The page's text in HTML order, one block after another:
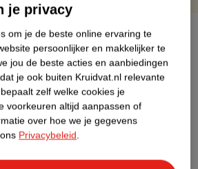
Dit product heeft (nog) geen Nature
Impact Score.
Meer informatie
je privacy
om je de beste online ervaring te
persoonlijker en makkelijker te
jou de beste acties en aanbiedingen
je ook buiten Kruidvat.nl relevante
zelf welke cookies je
voorkeuren altijd aanpassen of
over hoe we je gegevens
Privacybeleid.